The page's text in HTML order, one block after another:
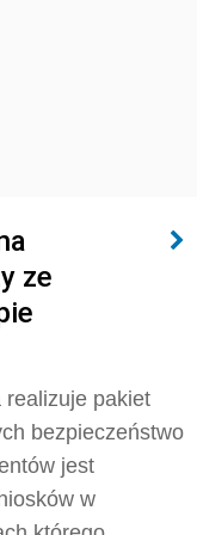
ze
realizuje pakiet
bezpieczeństwo
jest
w